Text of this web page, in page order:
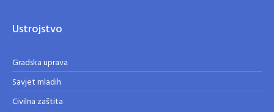
Ustrojstvo
Gradska uprava
Savjet mladih
Civilna zaštita